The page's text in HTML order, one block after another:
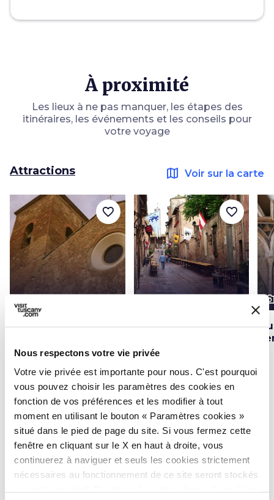
Nous respectons votre vie privée
Votre vie privée est importante pour nous. C'est pourquoi
vous pouvez choisir les paramètres des cookies en
fonction de vos préférences et les modifier à tout
moment en utilisant le bouton « Paramètres cookies »
situé dans le pied de page du site. Si vous fermez cette
fenêtre en cliquant sur le X en haut à droite, vous
continuerez à naviguer et seuls les cookies strictement
nécessaires au fonctionnement de ce site seront stockés
À proximité
Les lieux à ne pas manquer, les étapes des
itinéraires, les événements et les conseils pour
votre voyage
Attractions map Voir sur la carte
photo_camera
Couvent des
Certaldo
favorite_border
photo_camera
Maison de Boccace à
favorite_border
Évènements map Voir sur la carte
favorite_border